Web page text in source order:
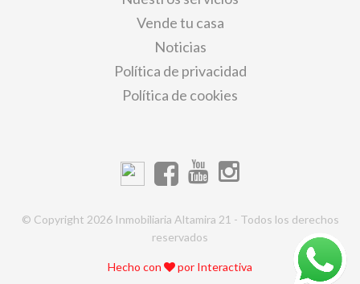
Vende tu casa
Noticias
Política de privacidad
Política de cookies
© Copyright 2026 Inmobiliaria Altamira 21 - Todos los derechos
reservados
Hecho con por Interactiva